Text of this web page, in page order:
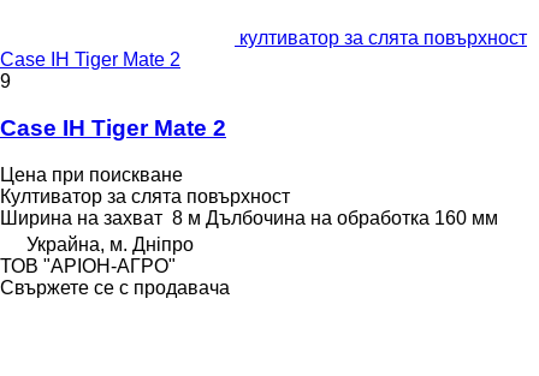
култиватор за слята повърхност
Case IH Tiger Mate 2
9
Case IH Tiger Mate 2
Цена при поискване
Култиватор за слята повърхност
Ширина на захват 8 м Дълбочина на обработка 160 мм
Украйна, м. Дніпро
ТОВ "АРІОН-АГРО"
Свържете се с продавача